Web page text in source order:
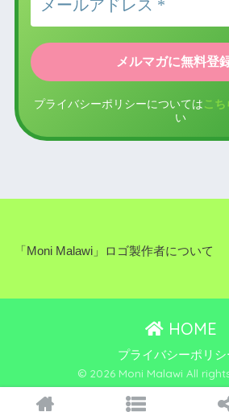
プライバシーポリシーについては こち
い
「Moni Malawi」ロゴ製作者について
HOME
プライバシーポリシ
© 2026 Moni Malawi All